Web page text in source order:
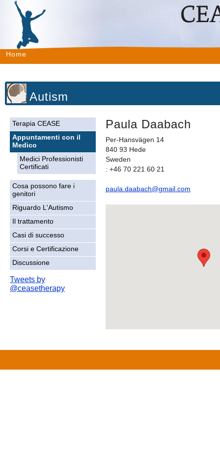
Home
Autism
Terapia CEASE
Appuntamenti con il
Medico
Medici Professionisti
Certificati
Cosa possono fare i
genitori
Riguardo L'Autismo
Il trattamento
Casi di successo
Corsi e Certificazione
Discussione
Tweets by
@ceasetherapy
Paula Daabach
Per-Hansvägen 14
840 93 Hede
Sweden
: +46 70 221 60 21
paula.daabach@gmail.com